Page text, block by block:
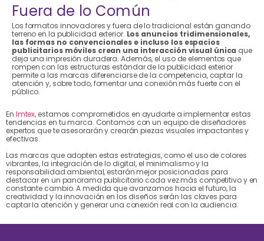
Fuera de lo Común
Los formatos innovadores y fuera de lo tradicional están ganando
terreno en la publicidad exterior. Los anuncios tridimensionales,
las formas no convencionales e incluso los espacios
publicitarios móviles crean una interacción visual única que
deja una impresión duradera. Además, el uso de elementos que
rompen con las estructuras estándar de la publicidad exterior
permite a las marcas diferenciarse de la competencia, captar la
atención y, sobre todo, fomentar una conexión más fuerte con el
público.
En Imtex, estamos comprometidos en ayudarte a implementar estas
tendencias en tu marca. Contamos con un equipo de diseñadores
expertos que te asesorarán y crearán piezas visuales impactantes y
efectivas.
Las marcas que adopten estas estrategias, como el uso de colores
vibrantes, la integración de lo digital, el minimalismo y la
responsabilidad ambiental, estarán mejor posicionadas para
destacar en un panorama publicitario cada vez más competitivo y en
constante cambio. A medida que avanzamos hacia el futuro, la
creatividad y la innovación en los diseños serán las claves para
captar la atención y generar una conexión real con la audiencia.